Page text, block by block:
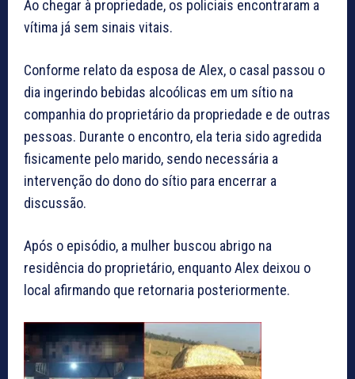
Ao chegar à propriedade, os policiais encontraram a
vítima já sem sinais vitais.
Conforme relato da esposa de Alex, o casal passou o
dia ingerindo bebidas alcoólicas em um sítio na
companhia do proprietário da propriedade e de outras
pessoas. Durante o encontro, ela teria sido agredida
fisicamente pelo marido, sendo necessária a
intervenção do dono do sítio para encerrar a
discussão.
Após o episódio, a mulher buscou abrigo na
residência do proprietário, enquanto Alex deixou o
local afirmando que retornaria posteriormente.